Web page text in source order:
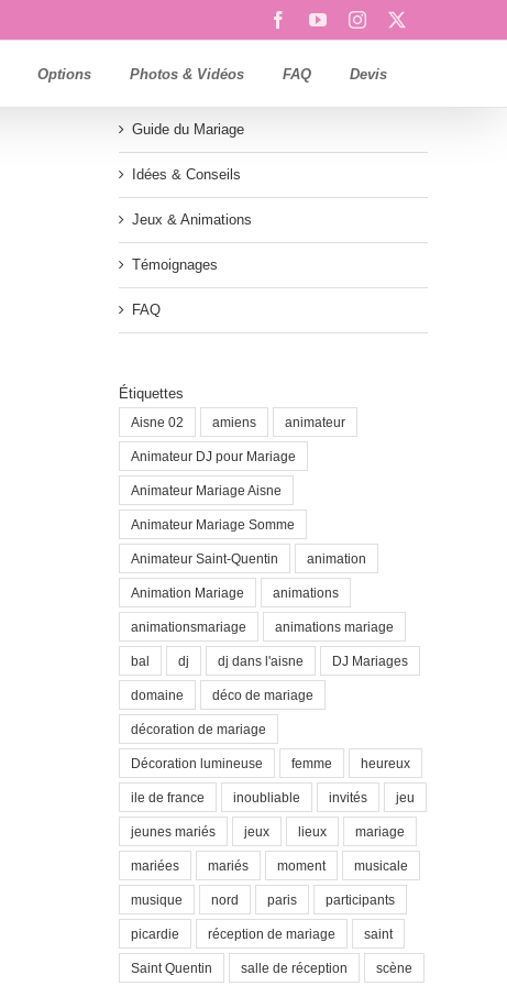
FacebookYouTubeInstagram
Options Photos & Vidéos FAQ Devis
Guide du Mariage
Idées & Conseils
Jeux & Animations
Témoignages
FAQ
Étiquettes
Aisne 02 amiens animateur
Animateur DJ pour Mariage
Animateur Mariage Aisne
Animateur Mariage Somme
Animateur Saint-Quentin animation
Animation Mariage animations
animationsmariage animations mariage
bal dj dj dans l'aisne DJ Mariages
domaine déco de mariage
décoration de mariage
Décoration lumineuse femme heureux
ile de france inoubliable invités jeu
jeunes mariés jeux lieux mariage
mariées mariés moment musicale
musique nord paris participants
picardie réception de mariage saint
Saint Quentin salle de réception scène